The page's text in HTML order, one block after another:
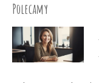
Polecamy